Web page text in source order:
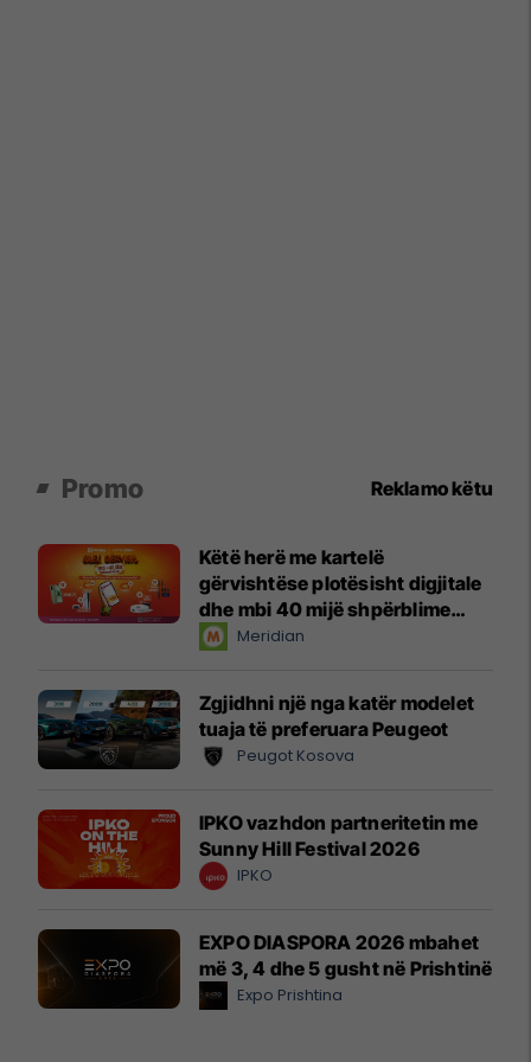
Promo Reklamo këtu
Këtë herë me kartelë
gërvishtëse plotësisht digjitale
dhe mbi 40 mijë shpërblime
instant!Meridian
Zgjidhni një nga katër modelet
tuaja të preferuara Peugeot
Peugot Kosova
IPKO vazhdon partneritetin me
Sunny Hill Festival 2026
IPKO
EXPO DIASPORA 2026 mbahet
më 3, 4 dhe 5 gusht në Prishtinë
Expo Prishtina